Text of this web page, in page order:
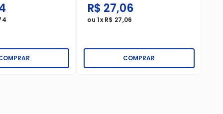
R$ 27,06
ou1xR$ 27,06
COMPRAR